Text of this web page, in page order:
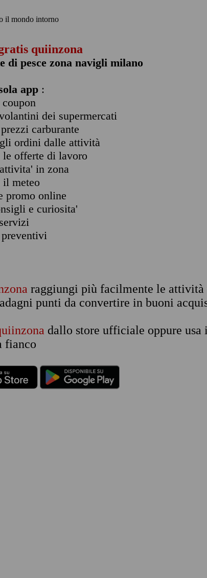
il mondo intorno
quiinzona
di pesce zona navigli milano
app :
dei supermercati
carburante
ordini dalle attività
offerte di lavoro
in zona
meteo
promo online
e curiosita'
raggiungi più facilmente le attività
punti da convertire in buoni
dallo store ufficiale oppure usa
fianco